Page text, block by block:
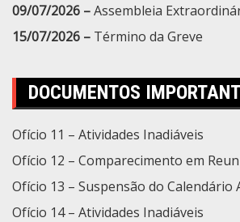
09/07/2026 –Assembleia
15/07/2026 – Término da Greve
DOCUMENTOS
Ofício 11 – Atividades Inadiáveis
Ofício 12 – Comparecimento em
Ofício 13 – Suspensão do Calendário
Ofício 14 – Atividades Inadiáveis